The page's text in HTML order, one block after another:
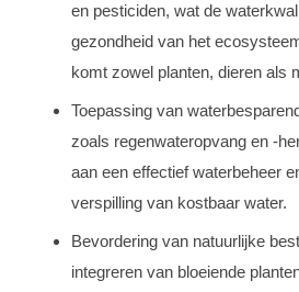
en pesticiden, wat de
gezondheid van het
komt zowel planten, dieren als
Toepassing van
zoals regenwateropvang en -
aan een effectief waterbeheer
verspilling van kostbaar water.
Bevordering van natuurlijke
integreren van bloeiende